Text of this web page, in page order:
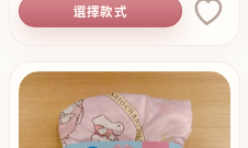
選擇款式